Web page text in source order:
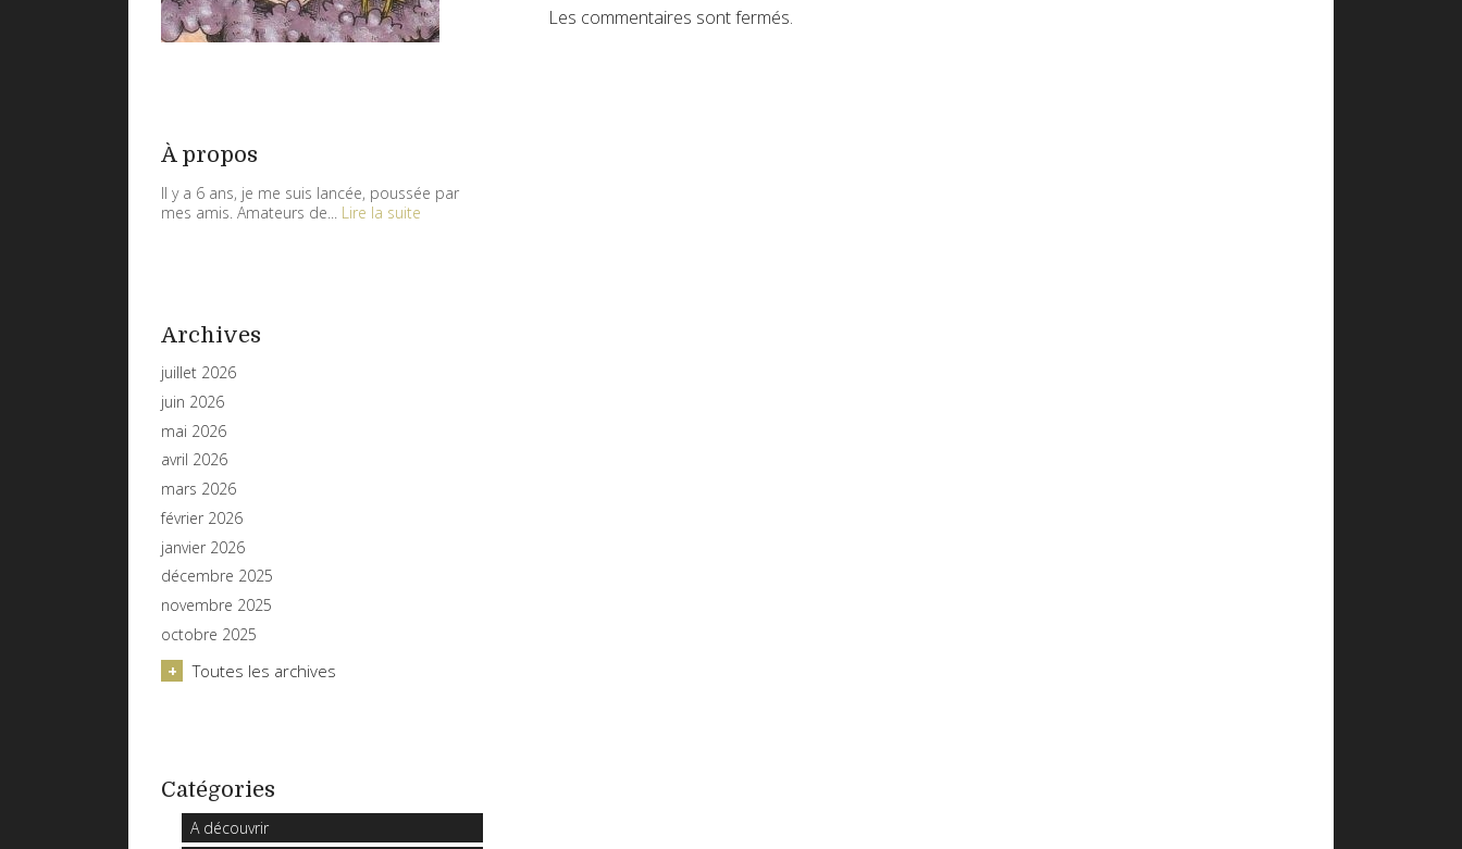
À propos
Il y a 6 ans, je me suis lancée, poussée par
mes amis. Amateurs de...
Lire la suite
Archives
juillet 2026
juin 2026
mai 2026
avril 2026
mars 2026
février 2026
janvier 2026
décembre 2025
novembre 2025
octobre 2025
Toutes les archives
Catégories
A découvrir
Les commentaires sont fermés.